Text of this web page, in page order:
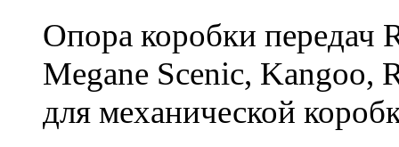
Опора коробки передач
Megane Scenic, Kangoo,
для механической